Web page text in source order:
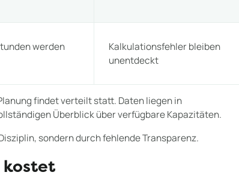
werden
Kalkulationsfehler bleiben
unentdeckt
findet verteilt statt. Daten liegen in
Überblick über verfügbare Kapazitäten.
sondern durch fehlende Transparenz.
kostet